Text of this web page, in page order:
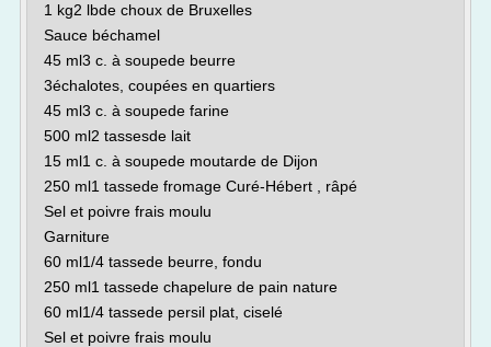
1 kg2 lbde choux de Bruxelles
Sauce béchamel
45 ml3 c. à soupede beurre
3échalotes, coupées en quartiers
45 ml3 c. à soupede farine
500 ml2 tassesde lait
15 ml1 c. à soupede moutarde de Dijon
250 ml1 tassede fromage Curé-Hébert , râpé
Sel et poivre frais moulu
Garniture
60 ml1/4 tassede beurre, fondu
250 ml1 tassede chapelure de pain nature
60 ml1/4 tassede persil plat, ciselé
Sel et poivre frais moulu